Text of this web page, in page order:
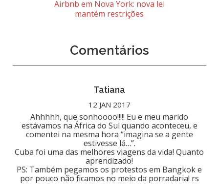
Airbnb em Nova York: nova lei
mantém restrições
Comentários
Tatiana
12 JAN 2017
Ahhhhh, que sonhoooo!!!!! Eu e meu marido
estávamos na África do Sul quando aconteceu, e
comentei na mesma hora “imagina se a gente
estivesse lá…”.
Cuba foi uma das melhores viagens da vida! Quanto
aprendizado!
PS: Também pegamos os protestos em Bangkok e
por pouco não ficamos no meio da porradaria! rs